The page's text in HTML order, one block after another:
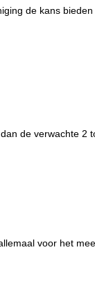
de kans
de verwachte
voor het